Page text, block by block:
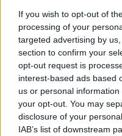
If you wish to opt-out of
processing of your
targeted advertising by
section to confirm your
opt-out request is
interest-based ads based
us or personal
your opt-out. You may
disclosure of your
IAB’s list of downstream
Puoi effettuare
sezione Logindal
cliccandoqui
TEMI: Abusi Cala Del
Guardia Copstiera
Notizie Sardegna